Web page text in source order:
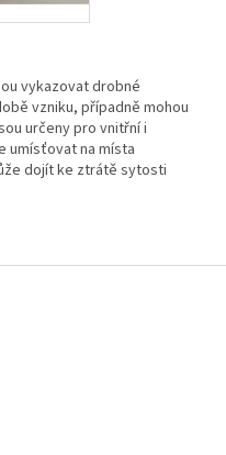
vykazovat drobné
vzniku, případně mohou
určeny pro vnitřní i
umísťovat na místa
dojít ke ztrátě sytosti